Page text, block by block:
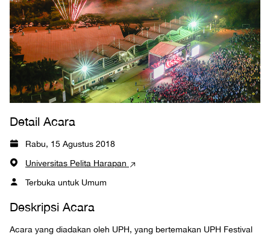
Detail Acara
Rabu, 15 Agustus 2018
Universitas Pelita Harapan
Terbuka untuk Umum
Deskripsi Acara
Acara yang diadakan oleh UPH, yang bertemakan UPH Festival